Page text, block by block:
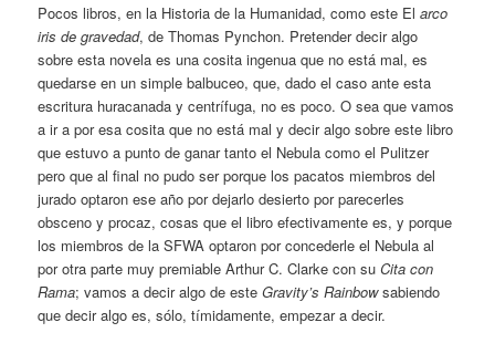
Pocos libros, en la Historia de la Humanidad, como este Elarco
iris de gravedad, de Thomas Pynchon. Pretender decir algo
sobre esta novela es una cosita ingenua que no está mal, es
quedarse en un simple balbuceo, que, dado el caso ante esta
escritura huracanada y centrífuga, no es poco. O sea que vamos
a ir a por esa cosita que no está mal y decir algo sobre este libro
que estuvo a punto de ganar tanto el Nebula como el Pulitzer
pero que al final no pudo ser porque los pacatos miembros del
jurado optaron ese año por dejarlo desierto por parecerles
obsceno y procaz, cosas que el libro efectivamente es, y porque
los miembros de la SFWA optaron por concederle el Nebula al
por otra parte muy premiable Arthur C. Clarke con suCita con
Rama; vamos a decir algo de esteGravity’s Rainbowsabiendo
que decir algo es, sólo, tímidamente, empezar a decir.